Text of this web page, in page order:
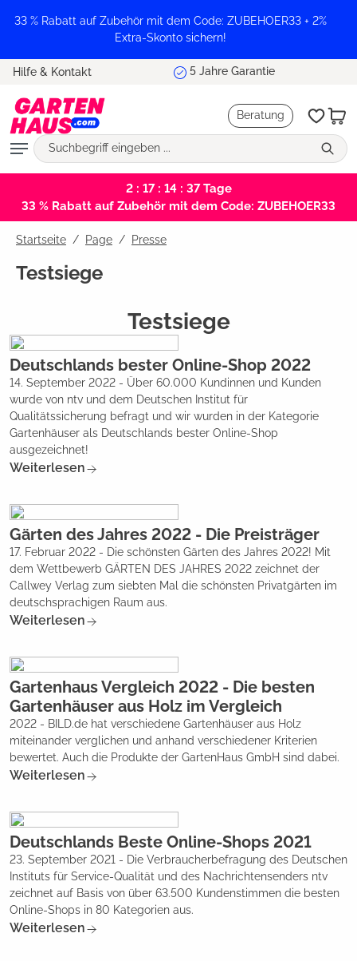
springen
33 % Rabatt auf Zubehör mit dem Code: ZUBEHOER33 + 2%
Extra-Skonto sichern!
Hilfe & Kontakt Marktführer und Testsieger
Beratung
2 : 17 : 14 : 36Tage
33 % Rabatt auf Zubehör mit dem Code: ZUBEHOER33
Startseite Page / Presse
Testsiege
Testsiege
Deutschlands bester Online-Shop 2022
14. September 2022 - Über 60.000 Kundinnen und Kunden
wurde von ntv und dem Deutschen Institut für
Qualitätssicherung befragt und wir wurden in der Kategorie
Gartenhäuser als Deutschlands bester Online-Shop
ausgezeichnet!
Weiterlesen
Gärten des Jahres 2022 - Die Preisträger
17. Februar 2022 - Die schönsten Gärten des Jahres 2022! Mit
dem Wettbewerb GÄRTEN DES JAHRES 2022 zeichnet der
Callwey Verlag zum siebten Mal die schönsten Privatgärten im
deutschsprachigen Raum aus.
Weiterlesen
Gartenhaus Vergleich 2022 - Die besten
Gartenhäuser aus Holz im Vergleich
2022 - BILD.de hat verschiedene Gartenhäuser aus Holz
miteinander verglichen und anhand verschiedener Kriterien
bewertet. Auch die Produkte der GartenHaus GmbH sind dabei.
Weiterlesen
Deutschlands Beste Online-Shops 2021
23. September 2021 - Die Verbraucherbefragung des Deutschen
Instituts für Service-Qualität und des Nachrichtensenders ntv
zeichnet auf Basis von über 63.500 Kundenstimmen die besten
Online-Shops in 80 Kategorien aus.
Weiterlesen